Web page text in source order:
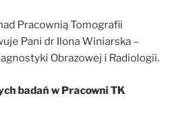
Pracownią Tomografii
Pani dr Ilona Winiarska –
Obrazowej i Radiologii.
badań w Pracowni TK